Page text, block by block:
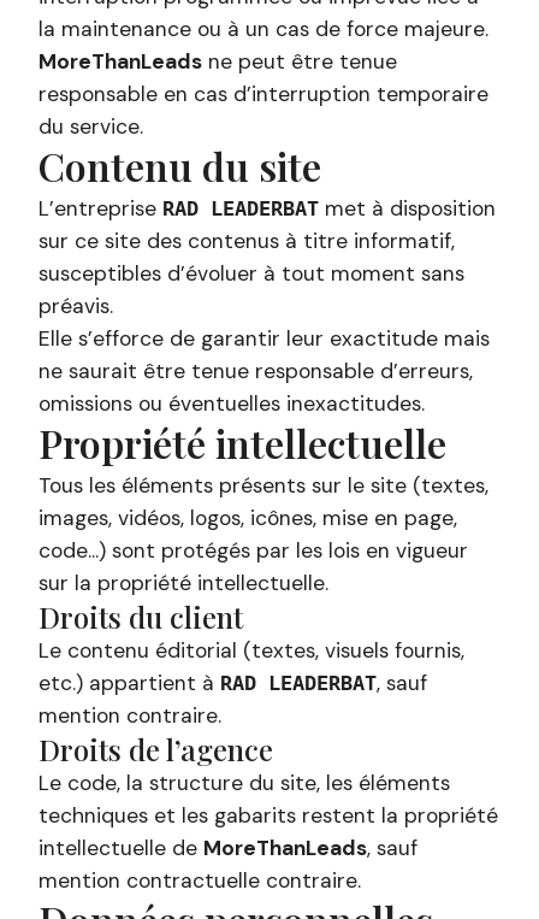
la maintenance ou à un cas de force majeure.
MoreThanLeadsne peut être tenue
responsable en cas d’interruption temporaire
du service.
Contenu du site
L’entreprise RAD LEADERBATmet à disposition
sur ce site des contenus à titre informatif,
susceptibles d’évoluer à tout moment sans
préavis.
Elle s’efforce de garantir leur exactitude mais
ne saurait être tenue responsable d’erreurs,
omissions ou éventuelles inexactitudes.
Propriété intellectuelle
Tous les éléments présents sur le site (textes,
images, vidéos, logos, icônes, mise en page,
code...) sont protégés par les lois en vigueur
sur la propriété intellectuelle.
Droits du client
Le contenu éditorial (textes, visuels fournis,
etc.) appartient à RAD LEADERBAT, sauf
mention contraire.
Droits de l’agence
Le code, la structure du site, les éléments
techniques et les gabarits restent la propriété
intellectuelle de MoreThanLeads, sauf
mention contractuelle contraire.